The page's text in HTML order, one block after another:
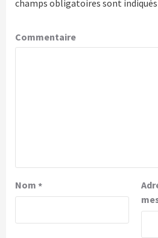
champs obligatoires sont indiqués
Commentaire
Nom *